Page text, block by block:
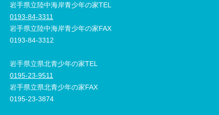
岩手県立陸中海岸青少年の家TEL
0193-84-3311
岩手県立陸中海岸青少年の家FAX
0193-84-3312
岩手県立県北青少年の家TEL
0195-23-9511
岩手県立県北青少年の家FAX
0195-23-3874